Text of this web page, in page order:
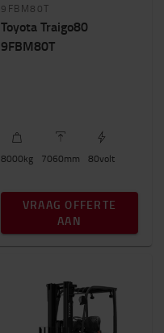
9FBM80T
Toyota Traigo80
9FBM80T
8000kg 7060mm 80volt
VRAAG OFFERTE
AAN